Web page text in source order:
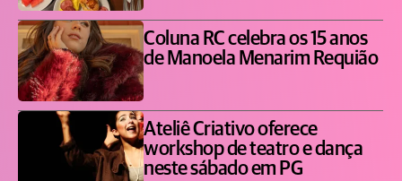
Coluna RC celebra os 15 anos
de Manoela Menarim Requião
Ateliê Criativo oferece
workshop de teatro e dança
neste sábado em PG